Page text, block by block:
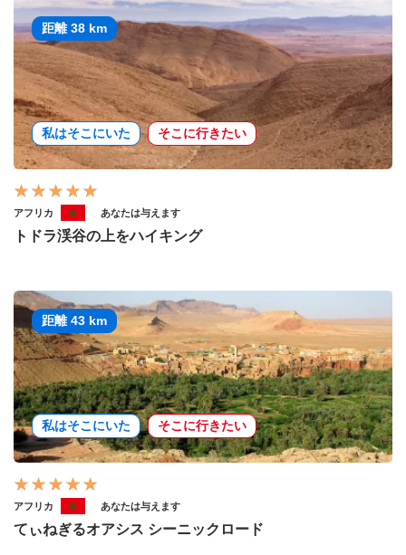
距離 38 km
私はそこにいた そこに行きたい
アフリカ あなたは与えます
トドラ渓谷の上をハイキング
距離 43 km
私はそこにいた そこに行きたい
アフリカ あなたは与えます
てぃねぎるオアシス シーニックロード